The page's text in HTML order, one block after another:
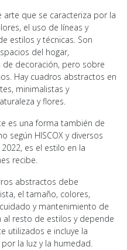
que se caracteriza por la
el uso de líneas y
estilos y técnicas. Son
del hogar,
decoración, pero sobre
Hay cuadros abstractos en
minimalistas y
y flores.
es una forma también de
según HISCOX y diversos
es el estilo en la
recibe.
abstractos debe
el tamaño, colores,
y mantenimiento de
resto de estilos y depende
utilizados e incluye la
la luz y la humedad.